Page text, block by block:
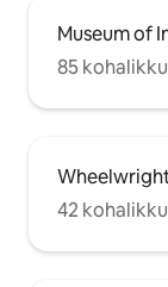
Museum of
85
42